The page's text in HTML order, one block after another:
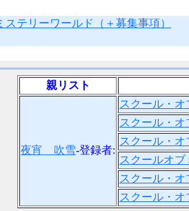
ステリーワールド（＋募集事項）
親リスト
夜宵 吹雪-登録者:
スクール・
スクール・
スクール・
スクールオ
スクール・
スクール・